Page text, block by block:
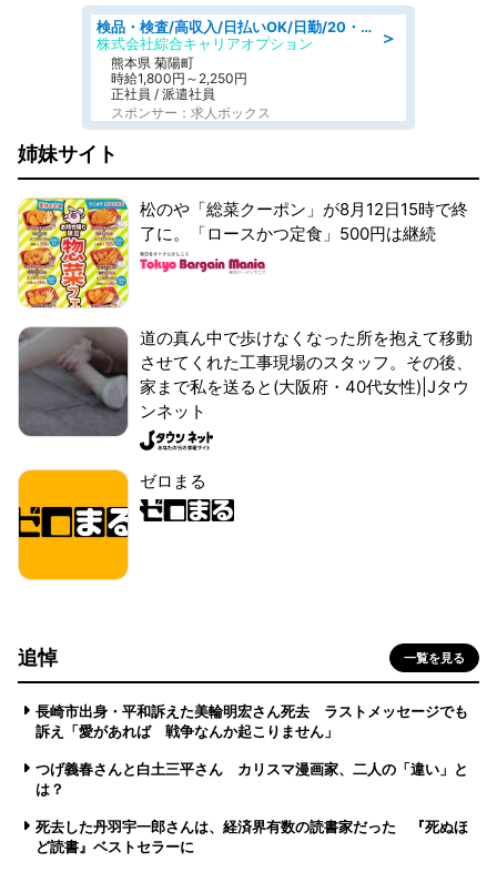
＞
検品・検査/高収入/日払いOK/日勤/20・30・40代活躍中/製造 工場
株式会社綜合キャリアオプション
熊本県 菊陽町
時給1,800円～2,250円
正社員 / 派遣社員
スポンサー：求人ボックス
姉妹サイト
松のや「総菜クーポン」が8月12日15時で終
了に。「ロースかつ定食」500円は継続
道の真ん中で歩けなくなった所を抱えて移動
させてくれた工事現場のスタッフ。その後、
家まで私を送ると(大阪府・40代女性)|Jタウ
ンネット
ゼロまる
追悼 一覧を見る
長崎市出身・平和訴えた美輪明宏さん死去 ラストメッセージでも
訴え「愛があれば 戦争なんか起こりません」
つげ義春さんと白土三平さん カリスマ漫画家、二人の「違い」と
は？
死去した丹羽宇一郎さんは、経済界有数の読書家だった 『死ぬほ
ど読書』ベストセラーに